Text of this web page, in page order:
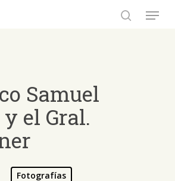
Menu
Samuel
el Gral.
Fotografías